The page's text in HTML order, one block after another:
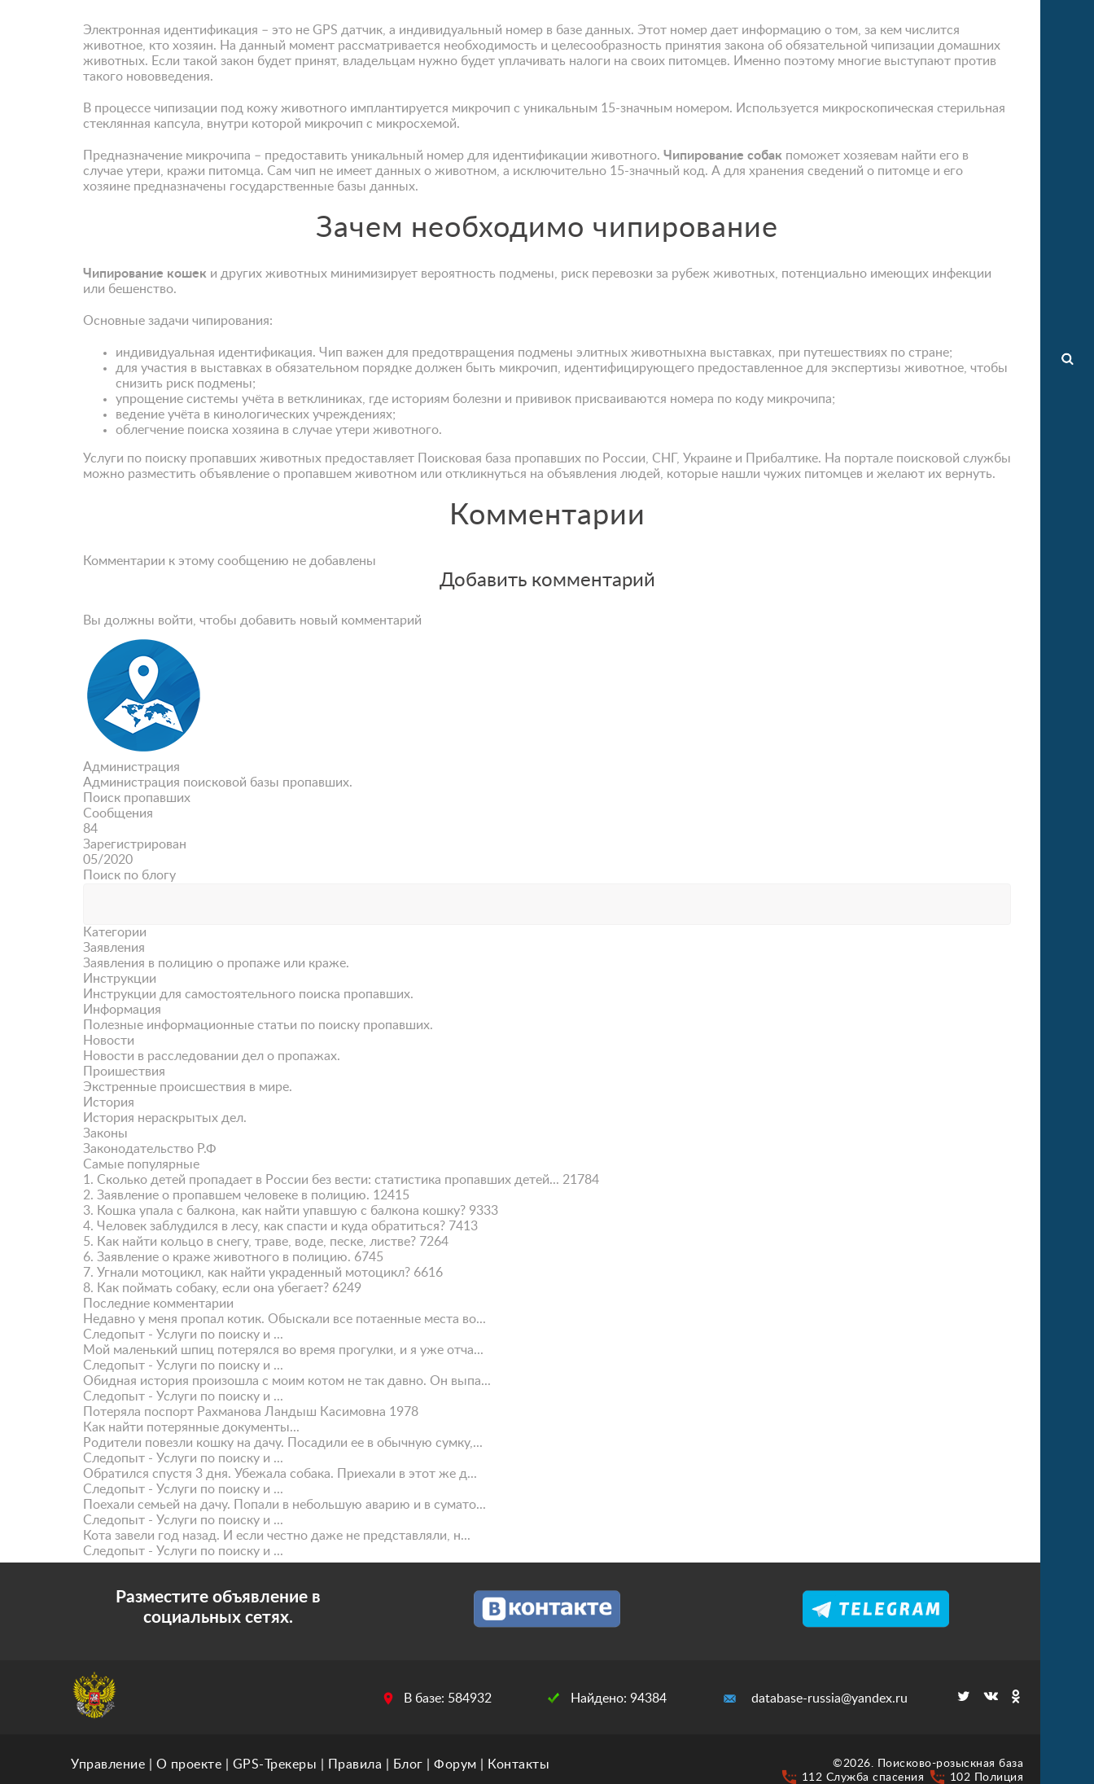
Электронная идентификация – это не GPS датчик, а индивидуальный номер в базе данных. Этот номер дает информацию о том, за кем числится
животное, кто хозяин. На данный момент рассматривается необходимость и целесообразность принятия закона об обязательной чипизации домашних
животных. Если такой закон будет принят, владельцам нужно будет уплачивать налоги на своих питомцев. Именно поэтому многие выступают против
такого нововведения.
В процессе чипизации под кожу животного имплантируется микрочип с уникальным 15-значным номером. Используется микроскопическая стерильная
стеклянная капсула, внутри которой микрочип с микросхемой.
Предназначение микрочипа – предоставить уникальный номер для идентификации животного. Чипирование собак поможет хозяевам найти его в
случае утери, кражи питомца. Сам чип не имеет данных о животном, а исключительно 15-значный код. А для хранения сведений о питомце и его
хозяине предназначены государственные базы данных.
Зачем необходимо чипирование
Чипирование кошек и других животных минимизирует вероятность подмены, риск перевозки за рубеж животных, потенциально имеющих инфекции
или бешенство.
Основные задачи чипирования:
индивидуальная идентификация. Чип важен для предотвращения подмены элитных животныхна выставках, при путешествиях по стране;
для участия в выставках в обязательном порядке должен быть микрочип, идентифицирующего предоставленное для экспертизы животное, чтобы
снизить риск подмены;
упрощение системы учёта в ветклиниках, где историям болезни и прививок присваиваются номера по коду микрочипа;
ведение учёта в кинологических учреждениях;
облегчение поиска хозяина в случае утери животного.
Услуги по поиску пропавших животных предоставляет Поисковая база пропавших по России, СНГ, Украине и Прибалтике. На портале поисковой службы
можно разместить объявление о пропавшем животном или откликнуться на объявления людей, которые нашли чужих питомцев и желают их вернуть.
Комментарии
Комментарии к этому сообщению не добавлены
Добавить комментарий
Вы должны войти, чтобы добавить новый комментарий
Администрация
Администрация поисковой базы пропавших.
Поиск пропавших
Сообщения
84
Зарегистрирован
05/2020
Поиск по блогу
Категории
Заявления
Заявления в полицию о пропаже или краже.
Инструкции
Инструкции для самостоятельного поиска пропавших.
Информация
Полезные информационные статьи по поиску пропавших.
Новости
Новости в расследовании дел о пропажах.
Проишествия
Экстренные происшествия в мире.
История
История нераскрытых дел.
Законы
Законодательство Р.Ф
Самые популярные
1. Сколько детей пропадает в России без вести: статистика пропавших детей... 21784
2. Заявление о пропавшем человеке в полицию. 12415
3. Кошка упала с балкона, как найти упавшую с балкона кошку? 9333
4. Человек заблудился в лесу, как спасти и куда обратиться? 7413
5. Как найти кольцо в снегу, траве, воде, песке, листве? 7264
6. Заявление о краже животного в полицию. 6745
7. Угнали мотоцикл, как найти украденный мотоцикл? 6616
8. Как поймать собаку, если она убегает? 6249
Последние комментарии
Недавно у меня пропал котик. Обыскали все потаенные места во...
Следопыт - Услуги по поиску и ...
Мой маленький шпиц потерялся во время прогулки, и я уже отча...
Следопыт - Услуги по поиску и ...
Обидная история произошла с моим котом не так давно. Он выпа...
Следопыт - Услуги по поиску и ...
Потеряла поспорт Рахманова Ландыш Касимовна 1978
Как найти потерянные документы...
Родители повезли кошку на дачу. Посадили ее в обычную сумку,...
Следопыт - Услуги по поиску и ...
Обратился спустя 3 дня. Убежала собака. Приехали в этот же д...
Следопыт - Услуги по поиску и ...
Поехали семьей на дачу. Попали в небольшую аварию и в сумато...
Следопыт - Услуги по поиску и ...
Кота завели год назад. И если честно даже не представляли, н...
Следопыт - Услуги по поиску и ...
Разместите объявление в
социальных сетях.
В базе: 584932 Найдено: 94384 database-russia@yandex.ru
Управление О проекте GPS-Трекеры Правила Блог Форум Контакты ©2026. Поисково-розыскная база
settings_phone 112 Служба спасения settings_phone 102 Полиция